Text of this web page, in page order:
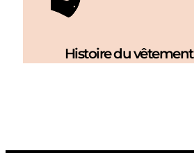
Histoire du vêtement